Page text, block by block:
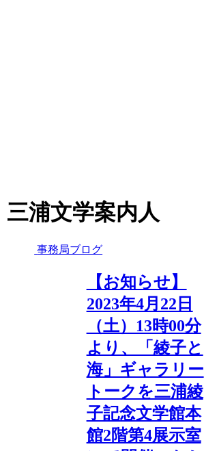
三浦文学案内人
事務局ブログ
【お知らせ】
2023年4月22日
（土）13時00分
より、「綾子と
海」ギャラリー
トークを三浦綾
子記念文学館本
館2階第4展示室